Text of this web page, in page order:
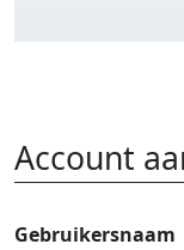
Account
Gebruikersnaam